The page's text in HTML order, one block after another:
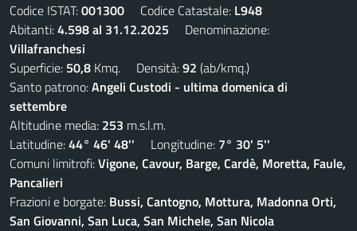
Codice ISTAT:001300 Codice Catastale: L948
Abitanti:4.598 al 31.12.2025 Denominazione:
Villafranchesi
Superficie: 50,8 Kmq. Densità:92 (ab/kmq.)
Santo patrono:Angeli Custodi - ultima domenica di
settembre
Altitudine media: 253 m.s.l.m.
Latitudine:44° 46' 48'' Longitudine: 7° 30' 5''
Comuni limitrofi:Vigone, Cavour, Barge, Cardè, Moretta, Faule,
Pancalieri
Frazioni e borgate: Bussi, Cantogno, Mottura, Madonna Orti,
San Giovanni, San Luca, San Michele, San Nicola